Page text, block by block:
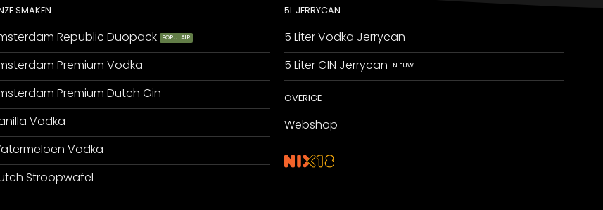
SMAKEN
Republic Duopack
Premium Vodka
Premium Dutch Gin
Vodka
Vodka
Stroopwafel
5L JERRYCAN
5 Liter Vodka Jerrycan
5 Liter GIN Jerrycan
OVERIGE
Webshop